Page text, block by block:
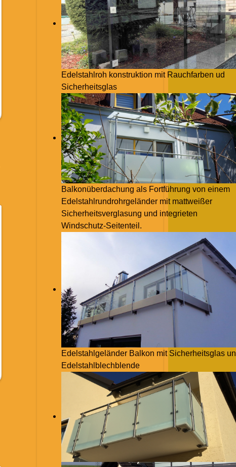
Edelstahlroh konstruktion mit Rauchfarben ud
Sicherheitsglas
Balkonüberdachung als Fortführung von einem
Edelstahlrundrohrgeländer mit mattweißer
Sicherheitsverglasung und integrieten
Windschutz-Seitenteil.
Edelstahlgeländer Balkon mit Sicherheitsglas
Edelstahlblechblende